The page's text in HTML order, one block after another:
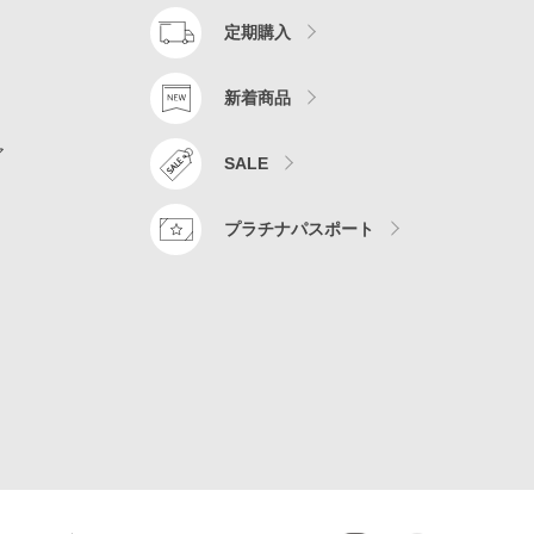
定期購入
新着商品
SALE
プラチナパスポート